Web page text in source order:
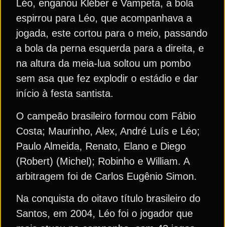
Léo, enganou Kléber e Vampeta, a bola
espirrou para Léo, que acompanhava a
jogada, este cortou para o meio, passando
a bola da perna esquerda para a direita, e
na altura da meia-lua soltou um pombo
sem asa que fez explodir o estádio e dar
início à festa santista.
O campeão brasileiro formou com Fábio
Costa; Maurinho, Alex, André Luís e Léo;
Paulo Almeida, Renato, Elano e Diego
(Robert) (Michel); Robinho e William. A
arbitragem foi de Carlos Eugênio Simon.
Na conquista do oitavo título brasileiro do
Santos, em 2004, Léo foi o jogador que